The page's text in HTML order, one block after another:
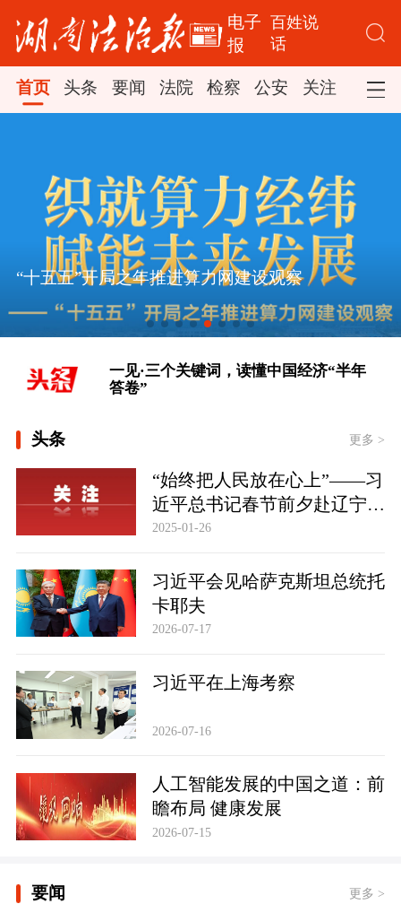
电子
报
百姓说
话
首页 头条 要闻 法院 检察 公安 关注 司法
“十五五”开局之年推进算力网建设观察
[“紧紧抓住那些惠及面广、牵一发而动
全身的工作”——突出重点推进健康中
一见·三个关键词，读懂中国经济“半年
答卷”
[习言道｜健康是1 其他是后面的0]
[“紧紧抓住那些惠及面广、牵一发而动
全身的工作”——突出重点推进健康中
一见·三个关键词，读懂中国经济“半年
答卷”
头条 更多 >
“始终把人民放在心上”——习
近平总书记春节前夕赴辽宁看
望慰问基层干部群众纪实
2025-01-26
习近平会见哈萨克斯坦总统托
卡耶夫
2026-07-17
习近平在上海考察
2026-07-16
人工智能发展的中国之道：前
瞻布局 健康发展
2026-07-15
要闻 更多 >